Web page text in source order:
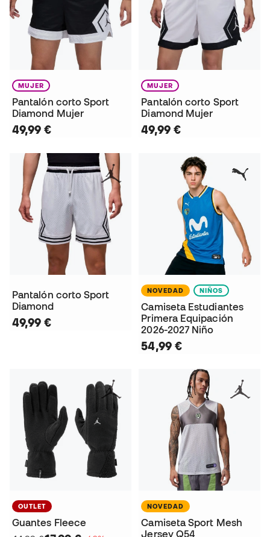
MUJER
Pantalón corto Sport
Diamond Mujer
49,99 €
MUJER
Pantalón corto Sport
Diamond Mujer
49,99 €
Pantalón corto Sport
Diamond
49,99 €
NOVEDAD NIÑOS
Camiseta Estudiantes
Primera Equipación
2026-2027 Niño
54,99 €
OUTLET
Guantes Fleece
NOVEDAD
Camiseta Sport Mesh
Jersey Q54